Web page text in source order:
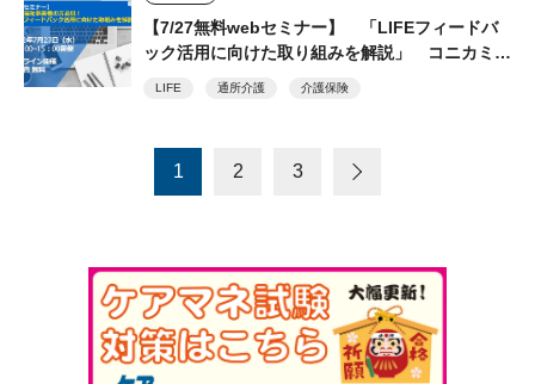
【7/27無料webセミナー】 「LIFEフィードバ
ック活用に向けた取り組みを解説」 コニカミノ
ルタジャパン
LIFE 通所介護 介護保険
1 2 3